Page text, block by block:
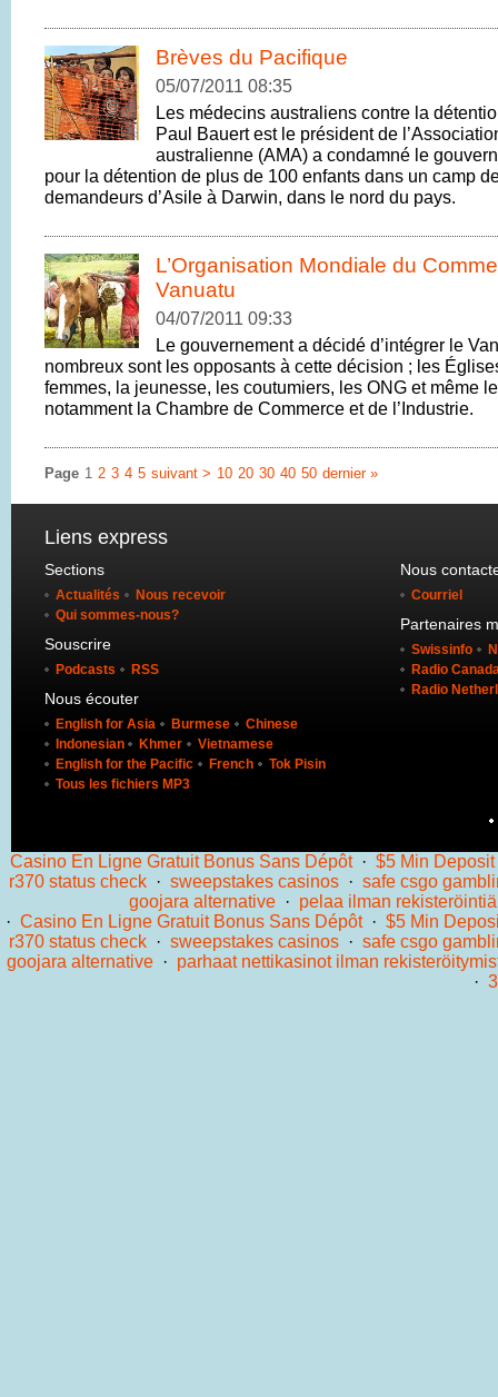
Brèves du Pacifique
05/07/2011 08:35
Les médecins australiens contre la
Paul Bauert est le président de
australienne (AMA) a condamné le
pour la détention de plus de 100 enfants dans un camp
demandeurs d’Asile à Darwin, dans le nord du pays.
L’Organisation Mondiale du
Vanuatu
04/07/2011 09:33
Le gouvernement a décidé d’intégrer le
nombreux sont les opposants à cette décision ; les
femmes, la jeunesse, les coutumiers, les ONG et même
notamment la Chambre de Commerce et de l’Industrie.
Page 1 2 3 4 5 suivant > 10 20 30 40 50 dernier »
Liens express
Sections
Actualités
Nous recevoir
Qui sommes-nous?
Souscrire
Podcasts RSS
Nous écouter
English for Asia Burmese
Chinese
Indonesian
Khmer
Vietnamese
English for the Pacific
French
Tok Pisin
Tous les fichiers MP3
Nous
Courriel
Partenaires
Swissinfo
Radio
Radio
Casino En Ligne Gratuit Bonus Sans Dépôt·$5 Min
r370 status check · sweepstakes casinos · safe csgo
goojara alternative · pelaa ilman rekisteröintiä
· Casino En Ligne Gratuit Bonus Sans Dépôt· $5 Min
r370 status check · sweepstakes casinos · safe csgo
goojara alternative · parhaat nettikasinot ilman
·